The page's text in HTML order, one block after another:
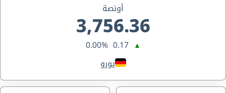
أونصة
3,756.36
▲
0.17
0.00%
يورو